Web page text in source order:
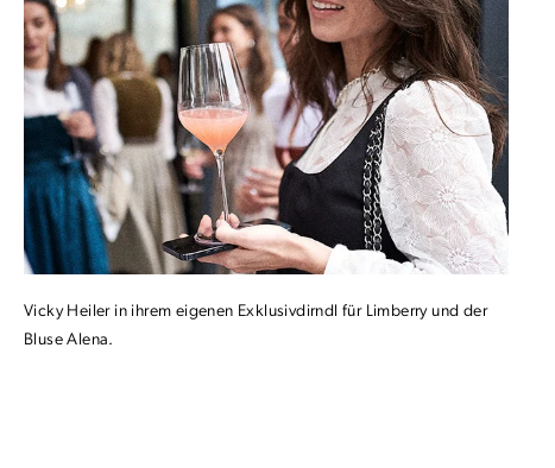
Vicky Heiler in ihrem eigenen Exklusivdirndl für Limberry und der
Bluse Alena.